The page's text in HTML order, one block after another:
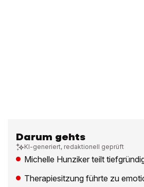
Darum gehts
KI-generiert, redaktionell geprüft
Michelle Hunziker teilt
Therapiesitzung führte zu